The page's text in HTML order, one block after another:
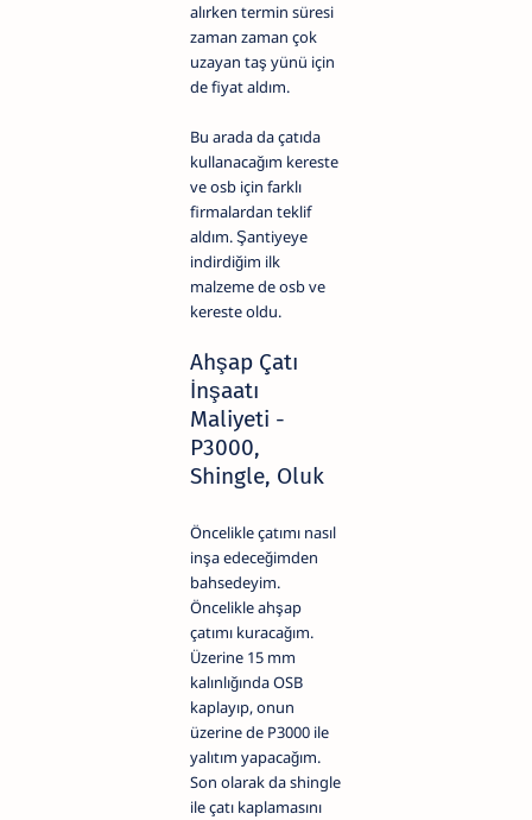
alırken termin süresi
zaman zaman çok
uzayan taş yünü için
de fiyat aldım.
Bu arada da çatıda
kullanacağım kereste
ve osb için farklı
firmalardan teklif
aldım. Şantiyeye
indirdiğim ilk
malzeme de osb ve
kereste oldu.
Ahşap Çatı
İnşaatı
Maliyeti -
P3000,
Shingle, Oluk
Öncelikle çatımı nasıl
inşa edeceğimden
bahsedeyim.
Öncelikle ahşap
çatımı kuracağım.
Üzerine 15 mm
kalınlığında OSB
kaplayıp, onun
üzerine de P3000 ile
yalıtım yapacağım.
Son olarak da shingle
ile çatı kaplamasını